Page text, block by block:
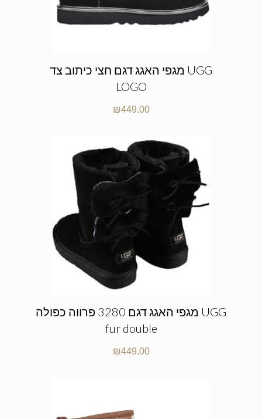
מגפי האגג דגם חצי כיתוב צד UGG
LOGO
₪449.00
מגפי האגג דגם 3280 פרווה כפולה UGG
fur double
₪449.00